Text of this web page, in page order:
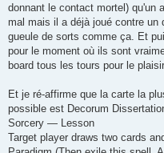
donnant le contact mortel) qu'un
mal mais il a déjà joué contre
gueule de sorts comme ça. Et
pour le moment où ils sont
board tous les tours pour le
Et je ré-affirme que la carte la
possible est Decorum
Sorcery — Lesson
Target player draws two cards